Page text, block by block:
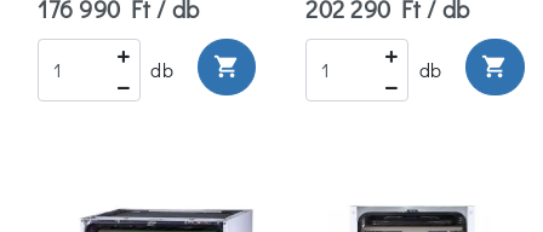
1800
(5)
Alkatrész
176 990 Ft / db
db shopping_cart
202 290 Ft / db
db shopping_cart